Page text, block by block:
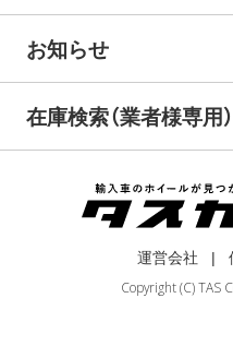
お知らせ
在庫検索（業者様専用）
運営会社
Copyright (C) TAS